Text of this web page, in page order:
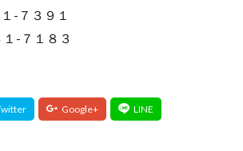
-７３９１
-７１８３